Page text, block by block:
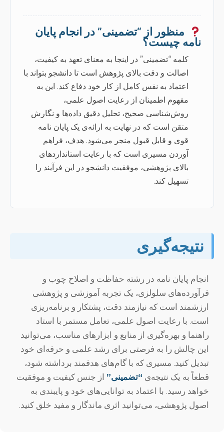
منظور از “تضمینی” در انجام پایان
نامه چیست؟
کلمه “تضمینی” در اینجا به معنای تعهد به کیفیت،
اصالت و دقت بالای پژوهش است تا دانشجو بتواند با
اعتماد به نفس کامل از کار خود دفاع کند. این به
مفهوم اطمینان از رعایت اصول علمی،
روش‌شناسی صحیح، تحلیل دقیق داده‌ها و نگارش
متقن است که در نهایت به ارائه‌ی یک پایان نامه
قوی و قابل قبول منجر می‌شود. هدف، فراهم
آوردن مسیری است که با رعایت استانداردهای
بالای پژوهشی، موفقیت دانشجو در این فرآیند را
تسهیل کند.
نتیجه‌گیری
انجام پایان نامه در رشته حفاظت و اصلاح چوب و
فرآورده‌های سلولزی، یک تجربه آموزشی و پژوهشی
ارزشمند است که نیازمند دقت، پشتکار و برنامه‌ریزی
است. با رعایت اصول علمی، تعامل مستمر با استاد
راهنما و بهره‌گیری از منابع و ابزارهای مناسب، می‌توانید
این چالش را به فرصتی برای رشد علمی و حرفه‌ای خود
تبدیل کنید. مسیری که با گام‌های هدفمند برداشته شود،
قطعاً به یک نتیجه‌ی “تضمینی” از جنس کیفیت و موفقیت
خواهد رسید. با اعتماد به توانایی‌های خود و پایبندی به
اصول پژوهشی، می‌توانید اثری ماندگار و مفید خلق کنید.